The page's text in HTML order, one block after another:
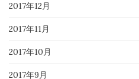
2017年12月
2017年11月
2017年10月
2017年9月